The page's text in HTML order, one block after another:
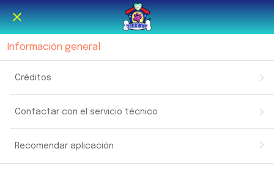
Información general
Créditos
Contactar con el servicio técnico
Recomendar aplicación